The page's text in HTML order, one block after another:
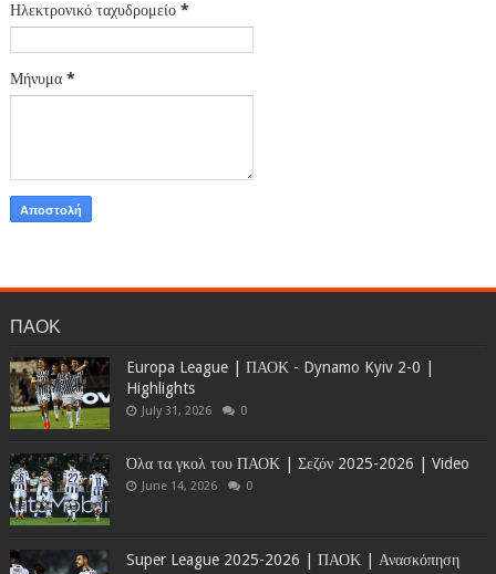
Ηλεκτρονικό ταχυδρομείο *
Μήνυμα *
ΠΑΟΚ
Europa League | ΠΑΟΚ - Dynamo Kyiv 2-0 |
Highlights
July 31, 2026 0
Όλα τα γκολ του ΠΑΟΚ | Σεζόν 2025-2026 | Video
June 14, 2026 0
Super League 2025-2026 | ΠΑΟΚ | Ανασκόπηση